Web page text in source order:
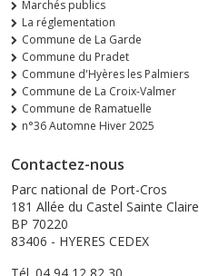
Marchés publics
La réglementation
Commune de La Garde
Commune du Pradet
Commune d'Hyères les Palmiers
Commune de La Croix-Valmer
Commune de Ramatuelle
n°36 Automne Hiver 2025
Contactez-nous
Parc national de Port-Cros
181 Allée du Castel Sainte Claire
BP 70220
83406 - HYERES CEDEX